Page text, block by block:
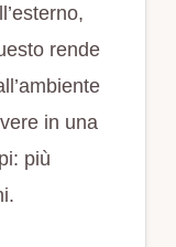
rende
in una
più